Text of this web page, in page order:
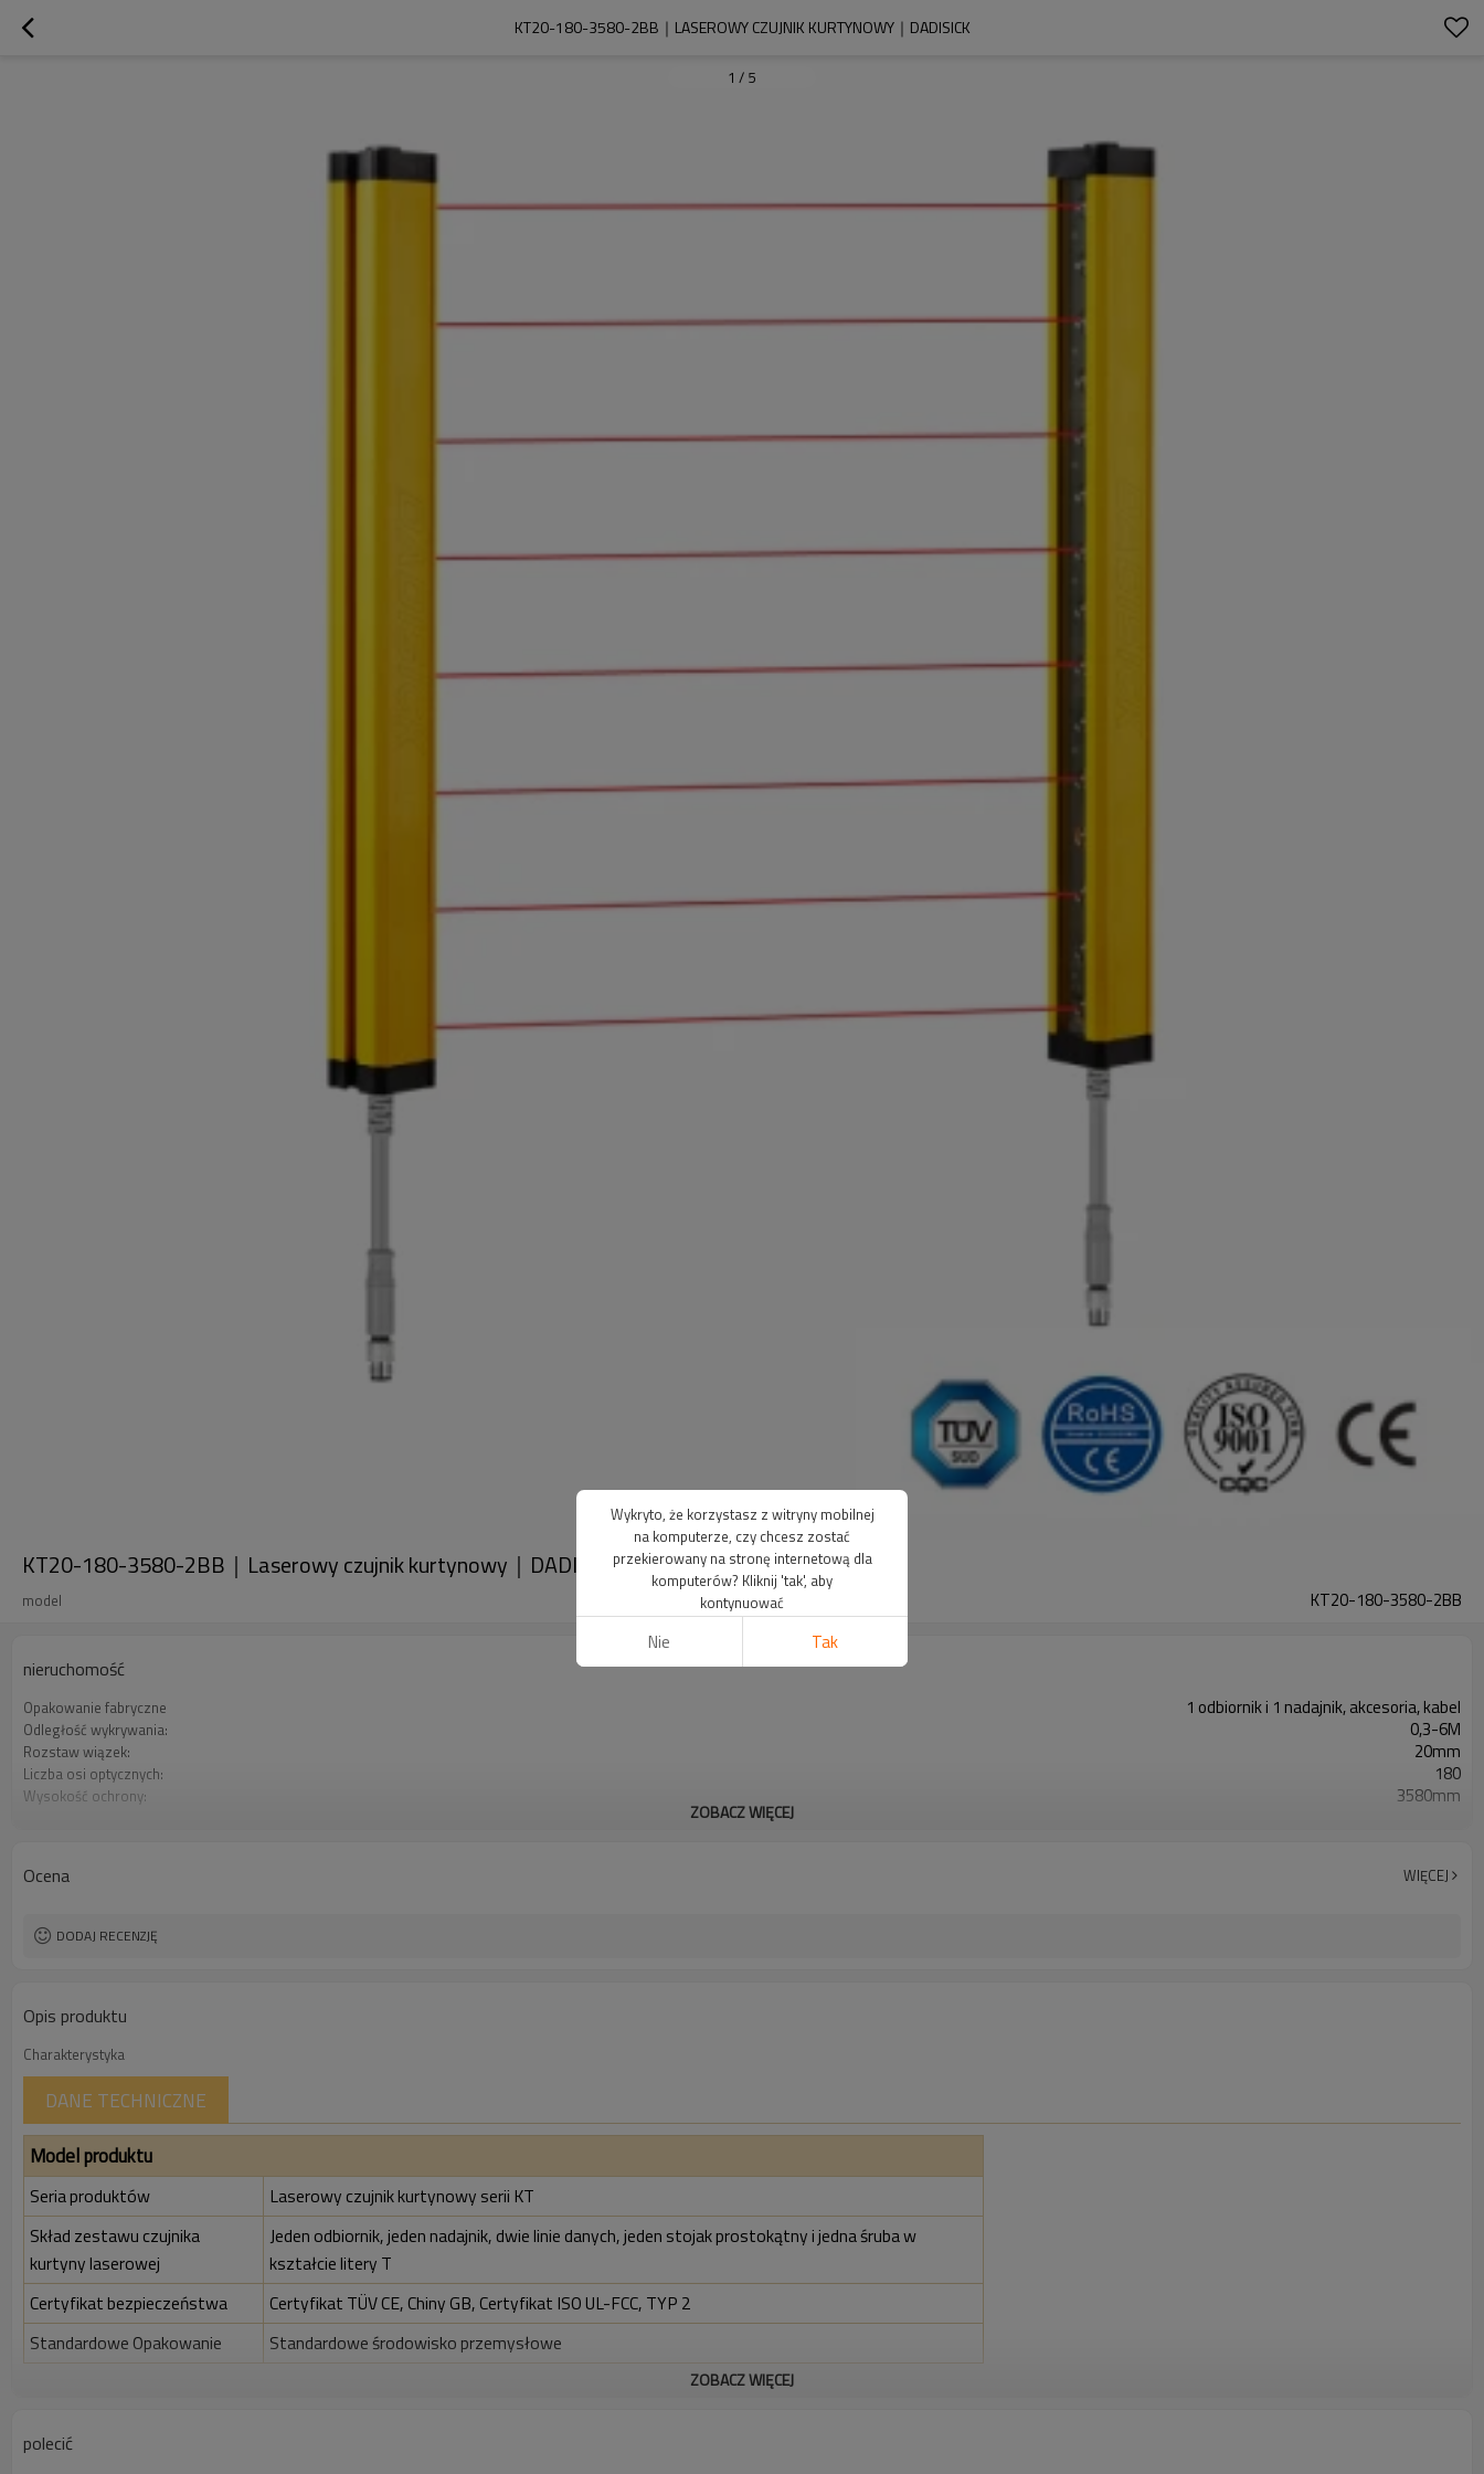
KT20-180-3580-2BB｜LASEROWY CZUJNIK KURTYNOWY｜DADISICK
1 / 5
KT20-180-3580-2BB｜Laserowy czujnik kurtynowy｜DADISICK
model KT20-180-3580-2BB
nieruchomość
Opakowanie fabryczne 1 odbiornik i 1 nadajnik, akcesoria, kabel
Odległość wykrywania: 0,3-6M
Rozstaw wiązek: 20mm
Liczba osi optycznych: 180
Wysokość ochrony: 3580mm
ZOBACZ WIĘCEJ
Ocena WIĘCEJ
DODAJ RECENZJĘ
Opis produktu
Charakterystyka
DANE TECHNICZNE
Model produktu
Seria produktów
Laserowy czujnik kurtynowy serii KT
Skład zestawu czujnika
kurtyny laserowej
Jeden odbiornik, jeden nadajnik, dwie linie danych, jeden stojak prostokątny i jedna śruba w
kształcie litery T
Certyfikat bezpieczeństwa
Certyfikat TÜV CE, Chiny GB, Certyfikat ISO UL-FCC, TYP 2
Standardowe Opakowanie
Standardowe środowisko przemysłowe
Szczelina wiązki
ZOBACZ WIĘCEJ
polecić
Wykryto, że korzystasz z witryny mobilnej
na komputerze, czy chcesz zostać
przekierowany na stronę internetową dla
komputerów? Kliknij 'tak', aby
kontynuować
Nie Tak